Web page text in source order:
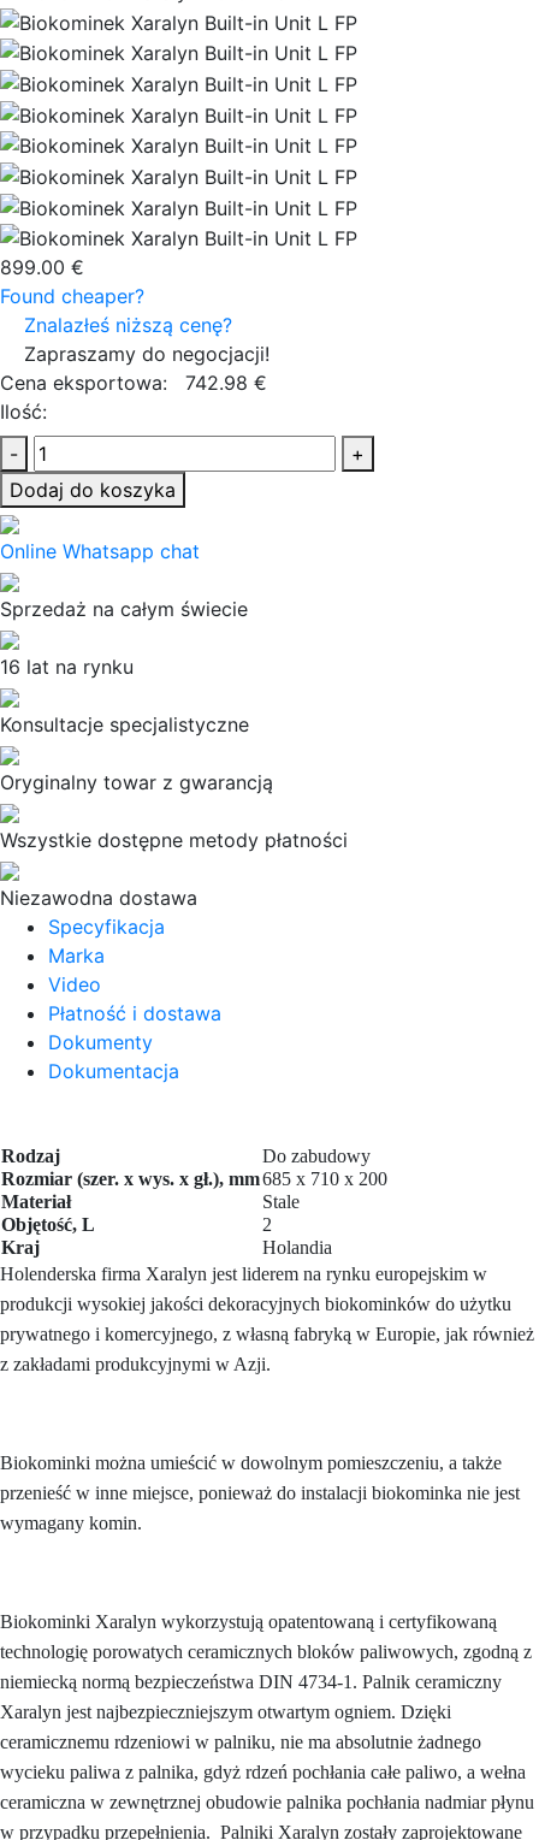
899.00 €
Found cheaper?
Znalazłeś niższą cenę?
Zapraszamy do negocjacji!
Cena eksportowa:
742.98 €
Ilość:
-
+
Dodaj do koszyka
Online Whatsapp chat
Sprzedaż na całym świecie
16 lat na rynku
Konsultacje specjalistyczne
Oryginalny towar z gwarancją
Wszystkie dostępne metody płatności
Niezawodna dostawa
Specyfikacja
Marka
Video
Płatność i dostawa
Dokumenty
Dokumentacja
Rodzaj
Do zabudowy
Rozmiar (szer. x wys. x gł.), mm685 x 710 x 200
Materiał
Stale
Objętość, L
2
Kraj
Holandia
Holenderska firma Xaralyn jest liderem na rynku europejskim w
produkcji wysokiej jakości dekoracyjnych biokominków do użytku
prywatnego i komercyjnego, z własną fabryką w Europie, jak również
z zakładami produkcyjnymi w Azji.
Biokominki można umieścić w dowolnym pomieszczeniu, a także
przenieść w inne miejsce, ponieważ do instalacji biokominka nie jest
wymagany komin.
Biokominki Xaralyn wykorzystują opatentowaną i certyfikowaną
technologię porowatych ceramicznych bloków paliwowych, zgodną z
niemiecką normą bezpieczeństwa DIN 4734-1. Palnik ceramiczny
Xaralyn jest najbezpieczniejszym otwartym ogniem. Dzięki
ceramicznemu rdzeniowi w palniku, nie ma absolutnie żadnego
wycieku paliwa z palnika, gdyż rdzeń pochłania całe paliwo, a wełna
ceramiczna w zewnętrznej obudowie palnika pochłania nadmiar płynu
w przypadku przepełnienia. Palniki Xaralyn zostały zaprojektowane